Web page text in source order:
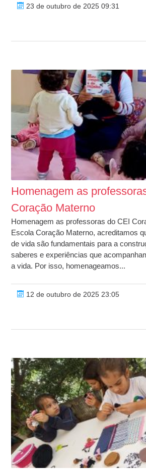
23 de outubro de 2025 09:31
Homenagem as
Coração Materno
Homenagem as professoras do CEI
Escola Coração Materno, acreditamos
de vida são fundamentais para a
saberes e experiências que
a vida. Por isso, homenageamos...
12 de outubro de 2025 23:05